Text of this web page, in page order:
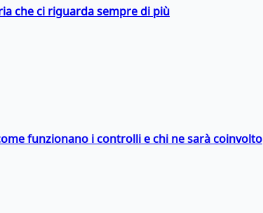
che ci riguarda sempre di più
funzionano i controlli e chi ne sarà coinvolto